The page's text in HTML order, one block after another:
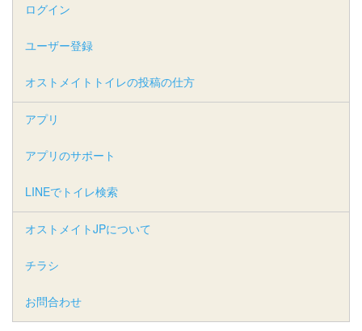
ログイン
ユーザー登録
オストメイトトイレの投稿の仕方
アプリ
アプリのサポート
LINEでトイレ検索
オストメイトJPについて
チラシ
お問合わせ